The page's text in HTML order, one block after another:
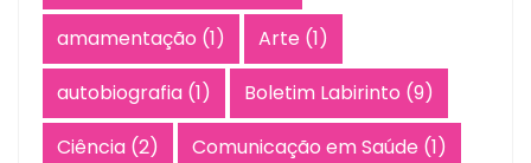
amamentação (1) Arte (1)
autobiografia (1) Boletim Labirinto (9)
Ciência (2) Comunicação em Saúde (1)